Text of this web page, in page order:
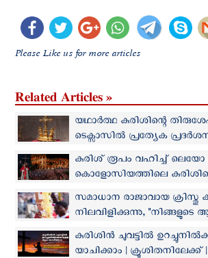
Please Like us for more articles
Related Articles »
യഥാർത്ഥ കുരിശിന്റെ
ടെക്സാസിൽ പ്രത്യേക
കുരിശ് രൂപം വഹിച്ച് ലെയോ
കൊളോസിയത്തിലെ
പങ്കെടുത്ത് ആയിരങ്ങള്‍
സമാധാന രാജാവായ ക്രിസ്തു
നിലവിളിക്കുന്നു,
വയ്ക്കുക": ഓശാന
കുരിശിൻ ചുവട്ടിൽ
യാചിക്കാം |